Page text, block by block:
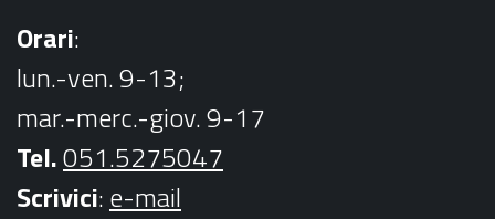
Orari:
lun.-ven. 9-13;
mar.-merc.-giov. 9-17
Tel.051.5275047
Scrivici:e-mail